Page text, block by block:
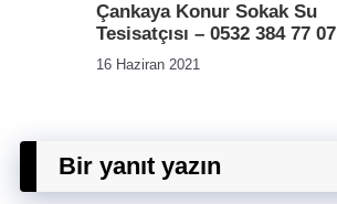
Çankaya Konur Sokak Su
Tesisatçısı – 0532 384 77 07
16 Haziran 2021
Bir yanıt yazın